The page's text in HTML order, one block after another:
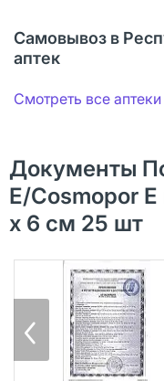
Самовывоз в
аптек
Смотреть все аптеки
Документы
Е/Cosmopor Е
х 6 см 25 шт